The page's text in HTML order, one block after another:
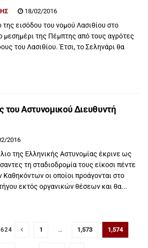
18/02/2016
της εισόδου του νομού Λασιθίου στο
μεσημέρι της Πέμπτης από τους αγρότες
του Λασιθίου. Έτσι, το Σεληνάρι θα
του Αστυνομικού Διευθυντή
2016
της Ελληνικής Αστυνομίας έκρινε ως
τη σταδιοδρομία τους είκοσι πέντε
Καθηκόντων οι οποίοι προάγονται στο
εκτός οργανικών θέσεων και θα...
1 … 1,573 1,574